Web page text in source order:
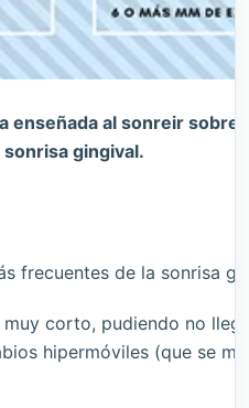
enseñada al sonreir
gingival.
frecuentes de la sonrisa
corto, pudiendo no
hipermóviles (que se